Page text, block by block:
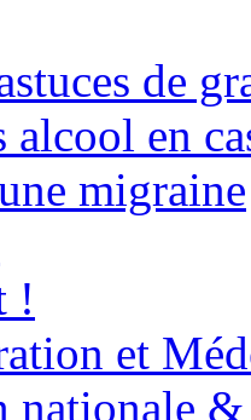
de
alcool en
migraine
!
et
nationale